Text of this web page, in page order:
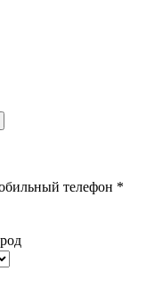
телефон *